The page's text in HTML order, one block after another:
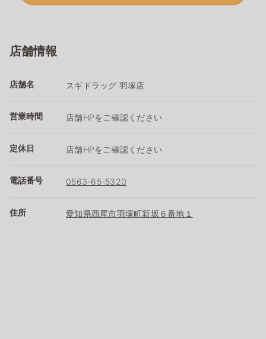
店舗情報
店舗名 スギドラッグ 羽塚店
営業時間 店舗HPをご確認ください
定休日 店舗HPをご確認ください
電話番号 0563-65-5320
住所 愛知県西尾市羽塚町新坂６番地１